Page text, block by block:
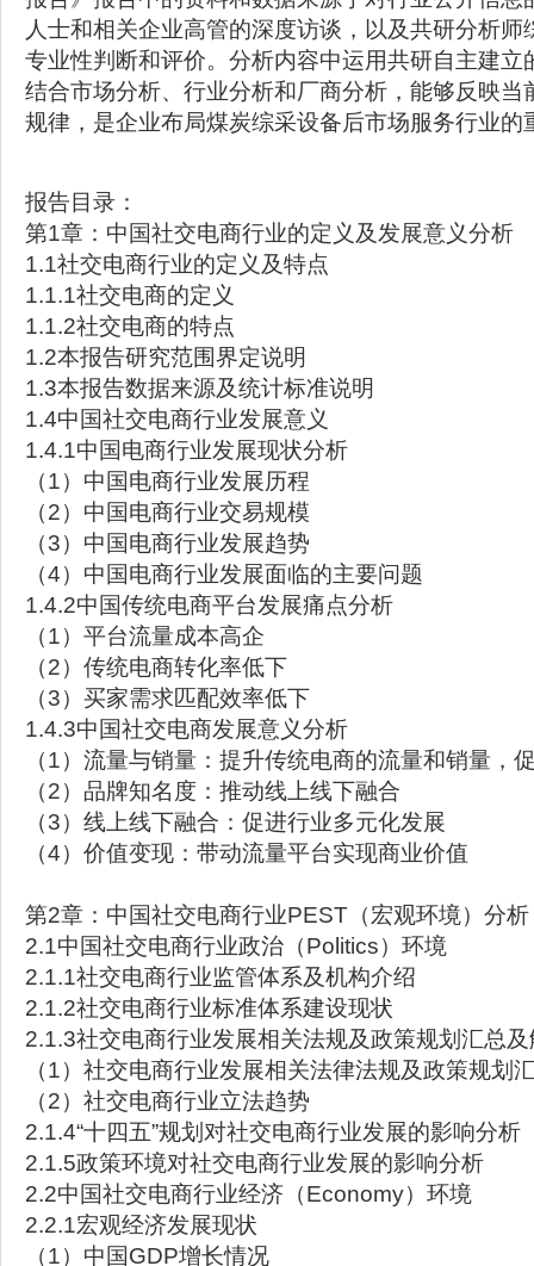
人士和相关企业高管的深度访谈，以及共研分析师
专业性判断和评价。分析内容中运用共研自主建立
结合市场分析、行业分析和厂商分析，能够反映当
规律，是企业布局煤炭综采设备后市场服务行业的
报告目录：
第1章：中国社交电商行业的定义及发展意义分析
1.1社交电商行业的定义及特点
1.1.1社交电商的定义
1.1.2社交电商的特点
1.2本报告研究范围界定说明
1.3本报告数据来源及统计标准说明
1.4中国社交电商行业发展意义
1.4.1中国电商行业发展现状分析
（1）中国电商行业发展历程
（2）中国电商行业交易规模
（3）中国电商行业发展趋势
（4）中国电商行业发展面临的主要问题
1.4.2中国传统电商平台发展痛点分析
（1）平台流量成本高企
（2）传统电商转化率低下
（3）买家需求匹配效率低下
1.4.3中国社交电商发展意义分析
（1）流量与销量：提升传统电商的流量和销量，
（2）品牌知名度：推动线上线下融合
（3）线上线下融合：促进行业多元化发展
（4）价值变现：带动流量平台实现商业价值
第2章：中国社交电商行业PEST（宏观环境）分析
2.1中国社交电商行业政治（Politics）环境
2.1.1社交电商行业监管体系及机构介绍
2.1.2社交电商行业标准体系建设现状
2.1.3社交电商行业发展相关法规及政策规划汇总
（1）社交电商行业发展相关法律法规及政策规划
（2）社交电商行业立法趋势
2.1.4“十四五”规划对社交电商行业发展的影响分析
2.1.5政策环境对社交电商行业发展的影响分析
2.2中国社交电商行业经济（Economy）环境
2.2.1宏观经济发展现状
（1）中国GDP增长情况